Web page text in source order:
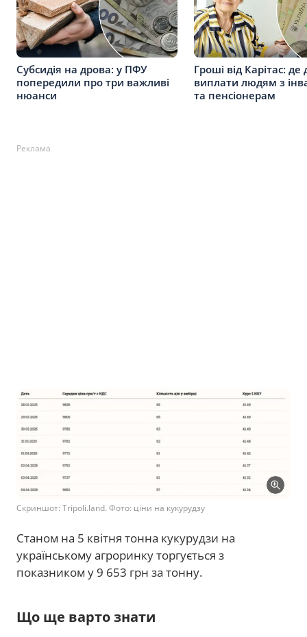
Субсидія на дрова: у ПФУ
попередили про три важливі
нюанси
Гроші від Карітас: де
виплати людям з
та пенсіонерам
Реклама
Скриншот: Tripoli.land. Фото: ціни на кукурудзу
Станом на 5 квітня тонна кукурудзи на
українському агроринку торгується з
показником у 9 653 грн за тонну.
Що ще варто знати